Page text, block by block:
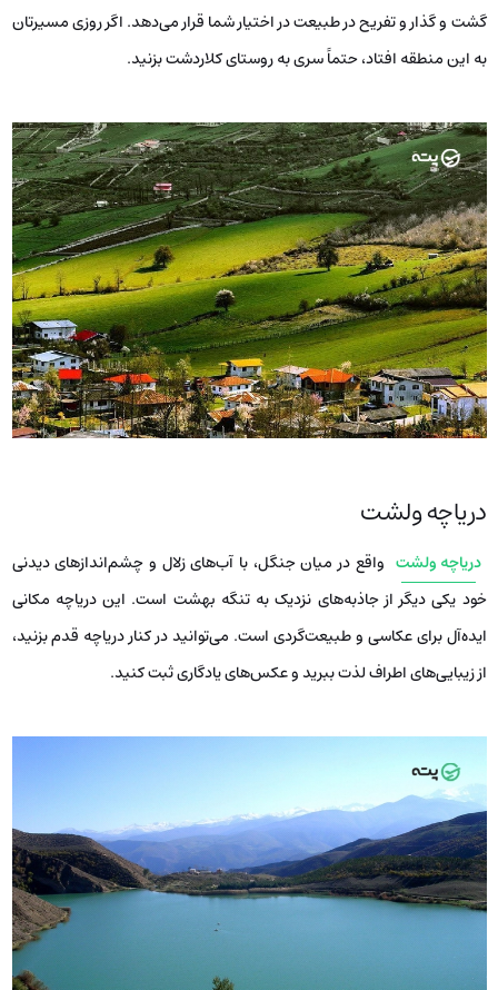
گشت و گذار و تفریح در طبیعت در اختیار شما قرار می‌دهد. اگر روزی مسیرتان
به این منطقه افتاد، حتماً سری به روستای کلاردشت بزنید.
دریاچه ولشت
دریاچه ولشت واقع در میان جنگل، با آب‌های زلال و چشم‌اندازهای دیدنی
خود یکی دیگر از جاذبه‌های نزدیک به تنگه بهشت است. این دریاچه مکانی
ایده‌آل برای عکاسی و طبیعت‌گردی است. می‌توانید در کنار دریاچه قدم بزنید،
از زیبایی‌های اطراف لذت ببرید و عکس‌های یادگاری ثبت کنید.